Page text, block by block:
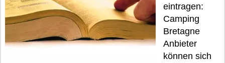
eintragen:
Camping
Bretagne
Anbieter
können sich